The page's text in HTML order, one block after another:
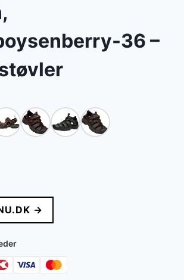
36 –
→